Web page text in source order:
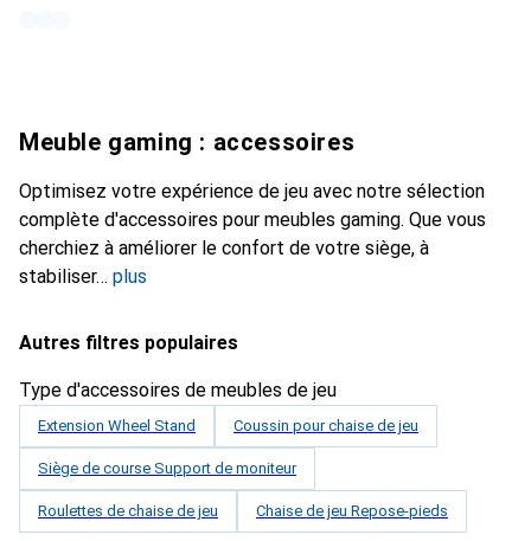
Meuble gaming : accessoires
Optimisez votre expérience de jeu avec notre sélection
complète d'accessoires pour meubles gaming. Que vous
cherchiez à améliorer le confort de votre siège, à
stabiliser
plus
Autres filtres populaires
Type d'accessoires de meubles de jeu
Extension Wheel Stand Coussin pour chaise de jeu
Siège de course Support de moniteur
Roulettes de chaise de jeu Chaise de jeu Repose-pieds